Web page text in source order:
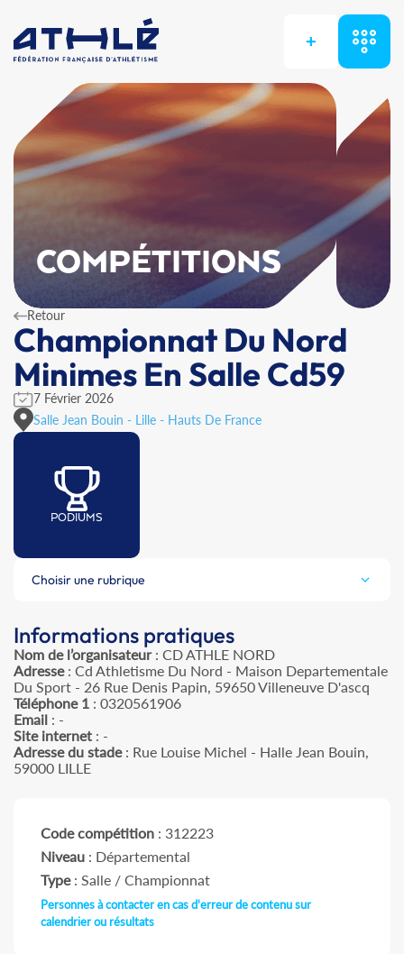
+
COMPÉTITIONS
Retour
Championnat Du Nord
Minimes En Salle Cd59
7 Février 2026
Salle Jean Bouin - Lille - Hauts De France
PODIUMS
Choisir une rubrique
Informations pratiques
Nom de l’organisateur: CD ATHLE NORD
Adresse: Cd Athletisme Du Nord - Maison Departementale
Du Sport - 26 Rue Denis Papin, 59650 Villeneuve D'ascq
Téléphone 1 : 0320561906
Email : -
Site internet : -
Adresse du stade: Rue Louise Michel - Halle Jean Bouin,
59000 LILLE
Code compétition : 312223
Niveau : Départemental
Type: Salle / Championnat
Personnes à contacter en cas d'erreur de contenu sur
calendrier ou résultats